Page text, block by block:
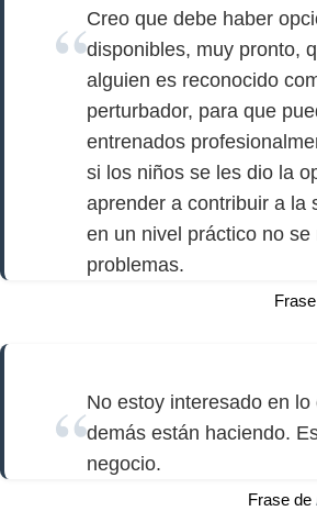
Creo que debe haber
disponibles, muy pronto,
alguien es reconocido
perturbador, para que
entrenados
si los niños se les dio la
aprender a contribuir a la
en un nivel práctico no se
problemas.
No estoy interesado en lo
demás están haciendo.
negocio.
Frase de